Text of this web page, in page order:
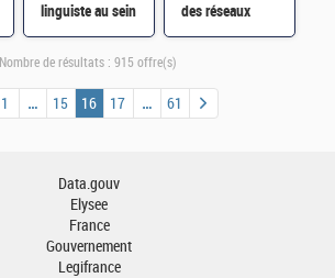
linguiste au sein
du groupement
interministériel
des réseaux
consulaires et
mobilité H/F
Nombre de résultats : 915 offre(s)
1 15 16 17 61
Data.gouv
Elysee
France
Gouvernement
Legifrance